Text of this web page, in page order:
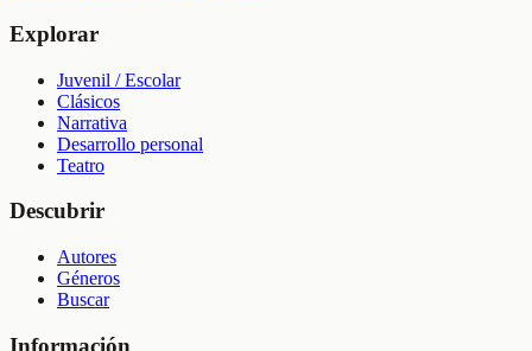
Explorar
Juvenil / Escolar
Clásicos
Narrativa
Desarrollo personal
Teatro
Descubrir
Autores
Géneros
Buscar
Información